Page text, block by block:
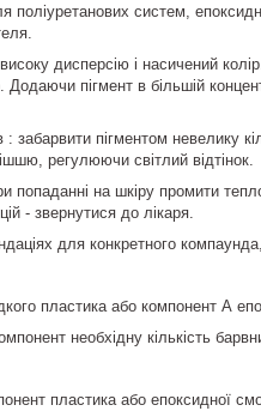
поліуретанових систем,
дисперсію і насичений
Додаючи пігмент в більшій
забарвити пігментом невелику
регулюючи світлий відтінок.
попаданні на шкіру промити
- звернутися до лікаря.
для конкретного
пластика або компонент А
необхідну кількість
пластика або епоксидної